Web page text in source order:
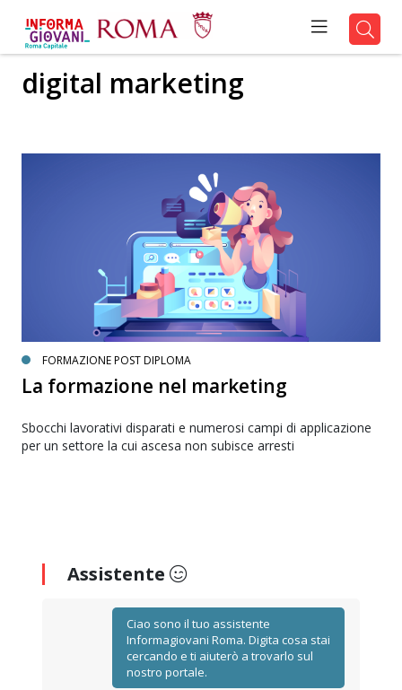
digital marketing
FORMAZIONE POST DIPLOMA
La formazione nel marketing
Sbocchi lavorativi disparati e numerosi campi di applicazione
per un settore la cui ascesa non subisce arresti
Assistente
Ciao sono il tuo assistente
Informagiovani Roma. Digita cosa stai
cercando e ti aiuterò a trovarlo sul
nostro portale.